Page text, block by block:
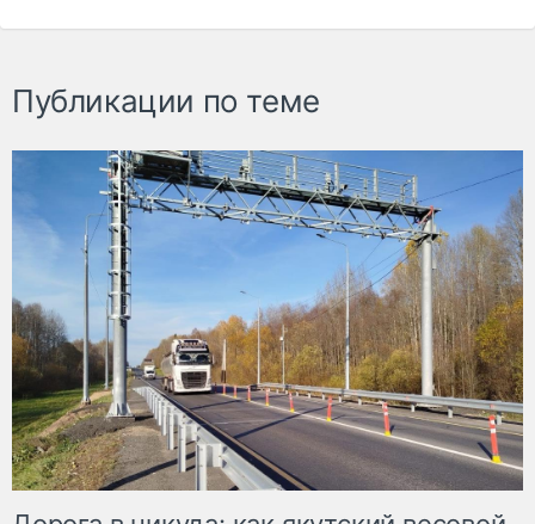
Публикации по теме